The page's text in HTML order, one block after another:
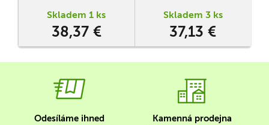
Skladem 1 ks
38,37 €
Skladem 3 ks
37,13 €
Odesíláme ihned Kamenná prodejna